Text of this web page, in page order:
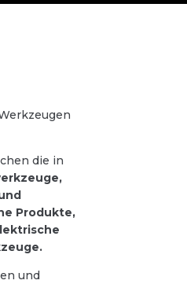
die in
Produkte,
und